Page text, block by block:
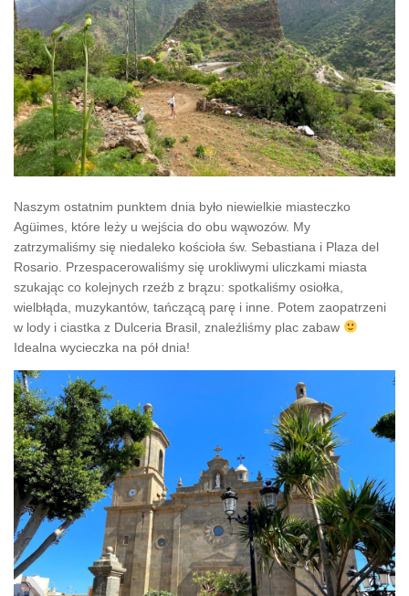
Naszym ostatnim punktem dnia było niewielkie miasteczko
Agüimes, które leży u wejścia do obu wąwozów. My
zatrzymaliśmy się niedaleko kościoła św. Sebastiana i Plaza del
Rosario. Przespacerowaliśmy się urokliwymi uliczkami miasta
szukając co kolejnych rzeźb z brązu: spotkaliśmy osiołka,
wielbłąda, muzykantów, tańczącą parę i inne. Potem zaopatrzeni
w lody i ciastka z Dulceria Brasil, znaleźliśmy plac zabaw
Idealna wycieczka na pół dnia!